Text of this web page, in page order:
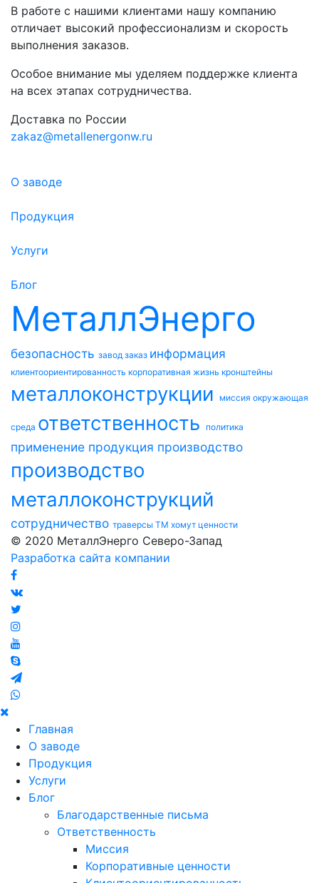
В работе с нашими клиентами нашу компанию
отличает высокий профессионализм и скорость
выполнения заказов.
Особое внимание мы уделяем поддержке клиента
на всех этапах сотрудничества.
Доставка по России
zakaz@metallenergonw.ru
О заводе
Продукция
Услуги
Блог
МеталлЭнерго
безопасность завод заказ информация
клиентоориентированность корпоративная жизнь кронштейны
металлоконструкции миссия окружающая
среда ответственность политика
применение продукция производство
производство
металлоконструкций
сотрудничество траверсы ТМ хомут ценности
© 2020 МеталлЭнерго Северо-Запад
Разработка сайта компании
Главная
О заводе
Продукция
Услуги
Блог
Благодарственные письма
Ответственность
Миссия
Корпоративные ценности